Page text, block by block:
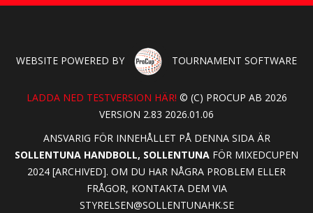
WEBSITE POWERED BY TOURNAMENT SOFTWARE
LADDA NED TESTVERSION HÄR! © (C) PROCUP AB 2026
VERSION 2.83 2026.01.06
ANSVARIG FÖR INNEHÅLLET PÅ DENNA SIDA ÄR
SOLLENTUNA HANDBOLL, SOLLENTUNA FÖR MIXEDCUPEN
2024 [ARCHIVED]. OM DU HAR NÅGRA PROBLEM ELLER
FRÅGOR, KONTAKTA DEM VIA
STYRELSEN@SOLLENTUNAHK.SE